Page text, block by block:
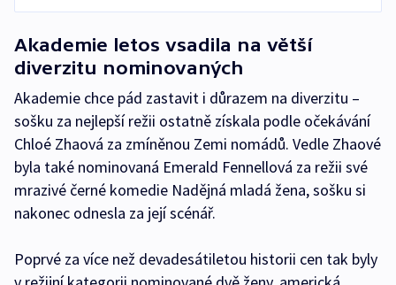
Akademie letos vsadila na větší
diverzitu nominovaných
Akademie chce pád zastavit i důrazem na diverzitu –
sošku za nejlepší režii ostatně získala podle očekávání
Chloé Zhaová za zmíněnou Zemi nomádů. Vedle Zhaové
byla také nominovaná Emerald Fennellová za režii své
mrazivé černé komedie Nadějná mladá žena, sošku si
nakonec odnesla za její scénář.
Poprvé za více než devadesátiletou historii cen tak byly